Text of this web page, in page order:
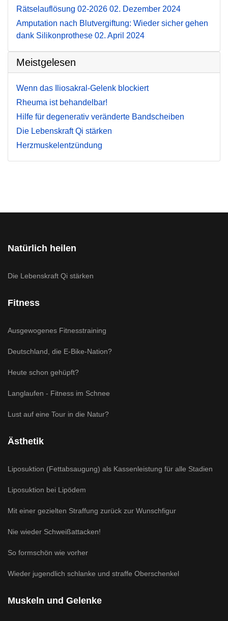
Rätselauflösung 02-2026 02. Dezember 2024
Amputation nach Blutvergiftung: Wieder sicher gehen
dank Silikonprothese 02. April 2024
Meistgelesen
Wenn das Iliosakral-Gelenk blockiert
Rheuma ist behandelbar!
Hilfe für degenerativ veränderte Bandscheiben
Die Lebenskraft Qi stärken
Herzmuskelentzündung
Natürlich heilen
Die Lebenskraft Qi stärken
Fitness
Ausgewogenes Fitnesstraining
Deutschland, die E-Bike-Nation?
Heute schon gehüpft?
Langlaufen - Fitness im Schnee
Lust auf eine Tour in die Natur?
Ästhetik
Liposuktion (Fettabsaugung) als Kassenleistung für alle Stadien
Liposuktion bei Lipödem
Mit einer gezielten Straffung zurück zur Wunschfigur
Nie wieder Schweißattacken!
So formschön wie vorher
Wieder jugendlich schlanke und straffe Oberschenkel
Muskeln und Gelenke